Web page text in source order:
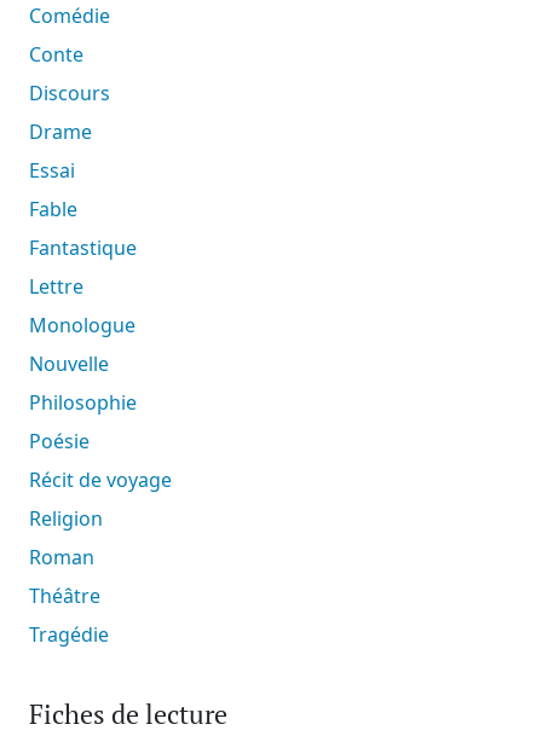
Comédie
Conte
Discours
Drame
Essai
Fable
Fantastique
Lettre
Monologue
Nouvelle
Philosophie
Poésie
Récit de voyage
Religion
Roman
Théâtre
Tragédie
Fiches de lecture